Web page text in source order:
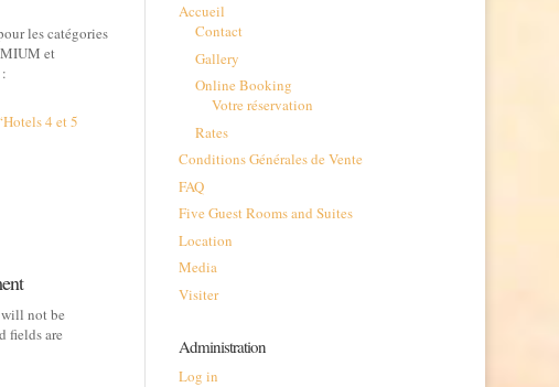
les catégories
et
4 et 5
will not be
fields are
Accueil
Contact
Gallery
Online Booking
Votre réservation
Rates
Conditions Générales de Vente
FAQ
Five Guest Rooms and Suites
Location
Media
Visiter
Administration
Log in